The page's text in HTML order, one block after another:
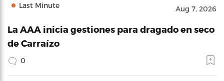
Last Minute Aug 7, 2026
La AAA inicia gestiones para dragado en seco
de Carraízo
0